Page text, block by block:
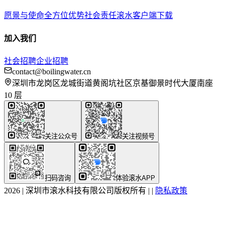
愿景与使命全方位优势社会责任滚水客户端下载
加入我们
社会招聘企业招聘
contact@boilingwater.cn
深圳市龙岗区龙城街道黄阁坑社区京基御景时代大厦南座
10 层
关注公众号 关注视频号
扫码咨询 体验滚水APP
2026 | 深圳市滚水科技有限公司版权所有 | | 隐私政策